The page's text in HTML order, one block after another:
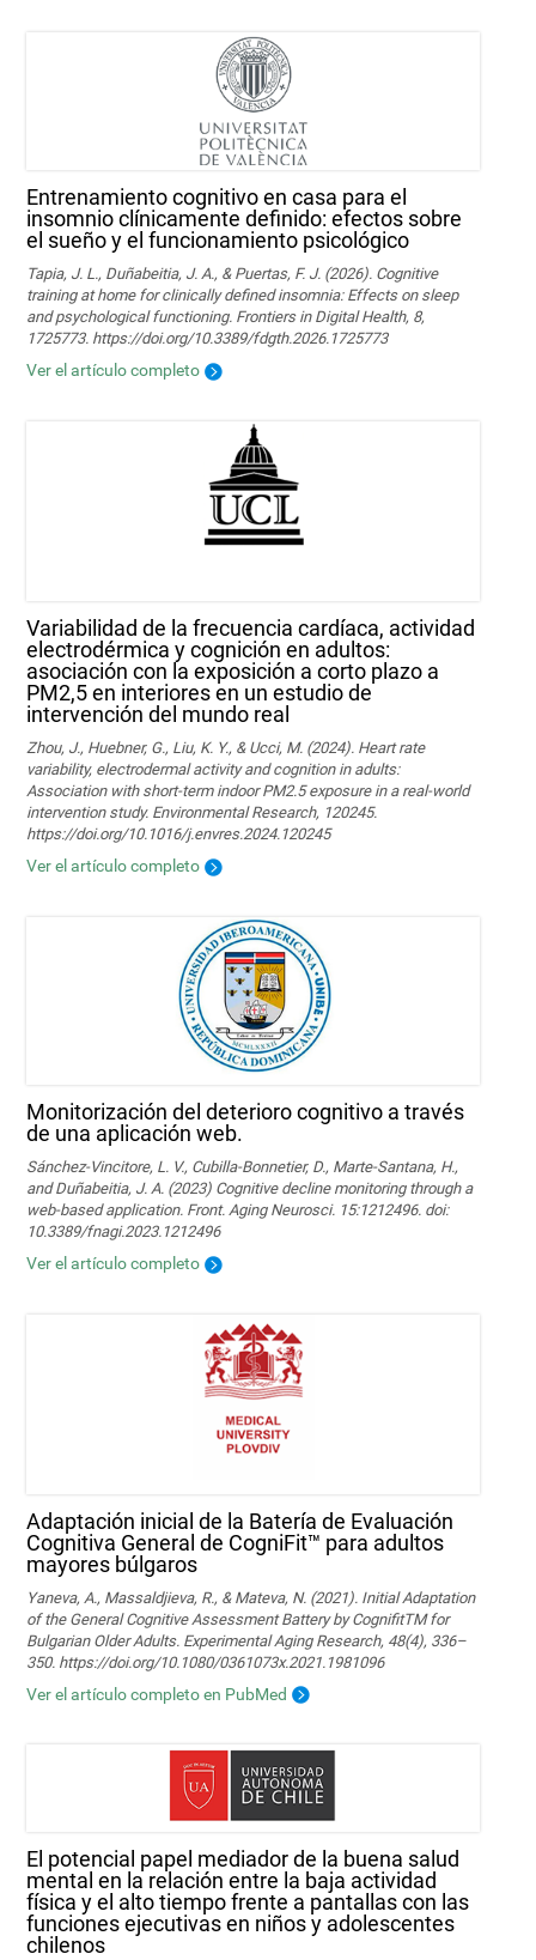
Entrenamiento cognitivo en casa para el
insomnio clínicamente definido: efectos sobre
el sueño y el funcionamiento psicológico
Tapia, J. L., Duñabeitia, J. A., & Puertas, F. J. (2026). Cognitive
training at home for clinically defined insomnia: Effects on sleep
and psychological functioning. Frontiers in Digital Health, 8,
1725773. https://doi.org/10.3389/fdgth.2026.1725773
Ver el artículo completo
Variabilidad de la frecuencia cardíaca, actividad
electrodérmica y cognición en adultos:
asociación con la exposición a corto plazo a
PM2,5 en interiores en un estudio de
intervención del mundo real
Zhou, J., Huebner, G., Liu, K. Y., & Ucci, M. (2024). Heart rate
variability, electrodermal activity and cognition in adults:
Association with short-term indoor PM2.5 exposure in a real-world
intervention study. Environmental Research, 120245.
https://doi.org/10.1016/j.envres.2024.120245
Ver el artículo completo
Monitorización del deterioro cognitivo a través
de una aplicación web.
Sánchez-Vincitore, L. V., Cubilla-Bonnetier, D., Marte-Santana, H.,
and Duñabeitia, J. A. (2023) Cognitive decline monitoring through a
web-based application. Front. Aging Neurosci. 15:1212496. doi:
10.3389/fnagi.2023.1212496
Ver el artículo completo
Adaptación inicial de la Batería de Evaluación
Cognitiva General de CogniFit™ para adultos
mayores búlgaros
Yaneva, A., Massaldjieva, R., & Mateva, N. (2021). Initial Adaptation
of the General Cognitive Assessment Battery by CognifitTM for
Bulgarian Older Adults. Experimental Aging Research, 48(4), 336–
350. https://doi.org/10.1080/0361073x.2021.1981096
Ver el artículo completo en PubMed
El potencial papel mediador de la buena salud
mental en la relación entre la baja actividad
física y el alto tiempo frente a pantallas con las
funciones ejecutivas en niños y adolescentes
chilenos